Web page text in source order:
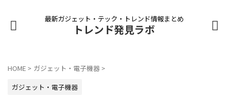
最新ガジェット・テック・トレンド情報まとめ
トレンド発見ラボ
HOME > ガジェット・電子機器 >
ガジェット・電子機器